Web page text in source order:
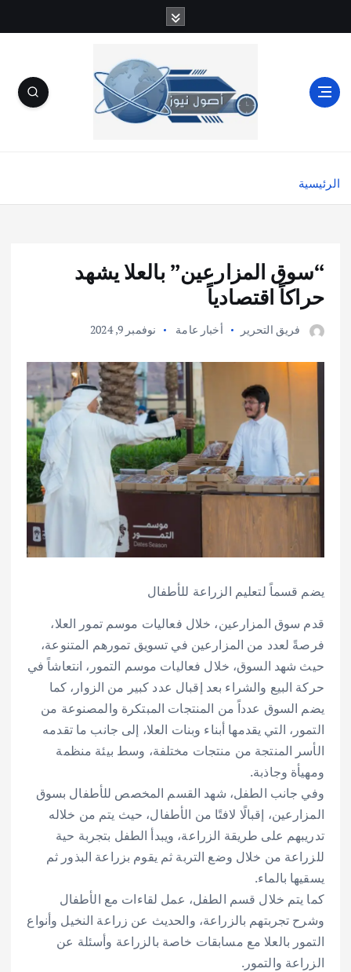
ل
الرئيسية
“سوق المزارعين” بالعلا يشهد
حراكاً اقتصادياً
فريق التحرير أخبار عامة نوفمبر 9, 2024
يضم قسماً لتعليم الزراعة للأطفال
قدم سوق المزارعين، خلال فعاليات موسم تمور العلا،
فرصةً لعدد من المزارعين في تسويق تمورهم المتنوعة،
حيث شهد السوق، خلال فعاليات موسم التمور، انتعاشاً في
حركة البيع والشراء بعد إقبال عدد كبير من الزوار، كما
يضم السوق عدداً من المنتجات المبتكرة والمصنوعة من
التمور، التي يقدمها أبناء وبنات العلا، إلى جانب ما تقدمه
الأسر المنتجة من منتجات مختلفة، وسط بيئة منظمة
ومهيأة وجاذبة.
وفي جانب الطفل، شهد القسم المخصص للأطفال بسوق
المزارعين، إقبالًا لافتًا من الأطفال، حيث يتم من خلاله
تدريبهم على طريقة الزراعة، ويبدأ الطفل بتجربة حية
للزراعة من خلال وضع التربة ثم يقوم بزراعة البذور ثم
يسقيها بالماء.
كما يتم خلال قسم الطفل، عمل لقاءات مع الأطفال
وشرح تجربتهم بالزراعة، والحديث عن زراعة النخيل وأنواع
التمور بالعلا مع مسابقات خاصة بالزراعة وأسئلة عن
الزراعة والتمور.